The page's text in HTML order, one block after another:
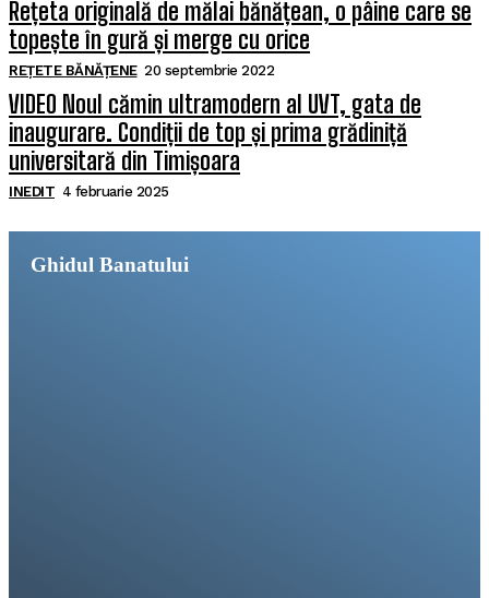
Rețeta originală de mălai bănățean, o pâine care se
topește în gură și merge cu orice
REȚETE BĂNĂȚENE 20 septembrie 2022
VIDEO Noul cămin ultramodern al UVT, gata de
inaugurare. Condiții de top și prima grădiniță
universitară din Timișoara
INEDIT 4 februarie 2025
Ghidul Banatului